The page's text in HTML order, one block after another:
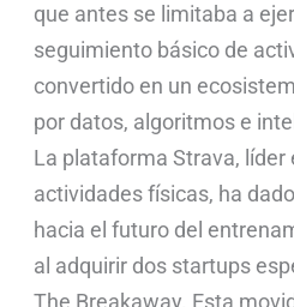
que antes se limitaba a
seguimiento básico de
convertido en un
por datos, algoritmos e
La plataforma Strava, líder
actividades físicas, ha
hacia el futuro del
al adquirir dos startups